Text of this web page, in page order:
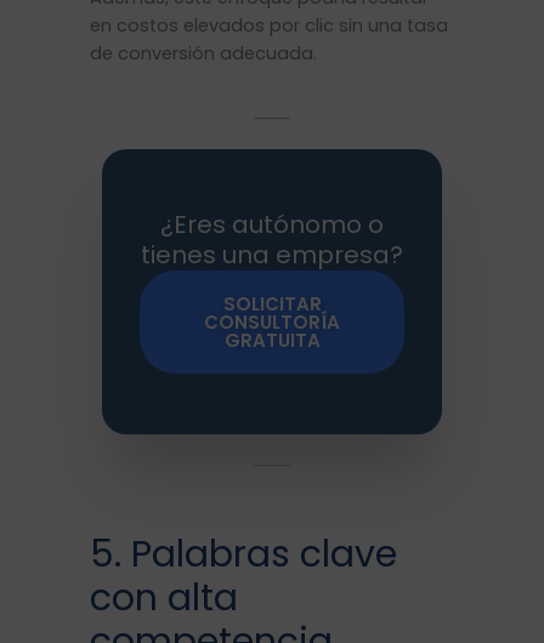
en costos elevados por clic sin una tasa
de conversión adecuada.
¿Eres autónomo o
tienes una empresa?
SOLICITAR
CONSULTORÍA
GRATUITA
5. Palabras clave
con alta